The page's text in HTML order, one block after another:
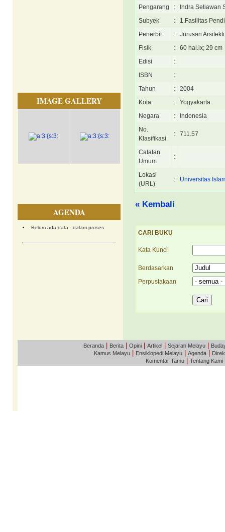
IMAGE GALLERY
AGENDA
Belum ada data - dalam proses
Pengarang
:
Indra Setiawan
Subyek
:
1.Fasilitas
Penerbit
:
Jurusan
Fisik
:
60 hal.ix; 29 cm
Edisi
:
ISBN
:
Tahun
:
2004
Kota
:
Yogyakarta
Negara
:
Indonesia
No.
Klasifikasi
: 711.57
Catatan
Umum
:
Lokasi
(URL)
: Universitas
« Kembali
CARI BUKU
Kata Kunci
Berdasarkan
Perpustakaan
Beranda Berita Opini Artikel Sejarah Melayu
Kamus Melayu
Ensiklopedi Melayu Agenda
Komentar Tamu
Tentang Kami